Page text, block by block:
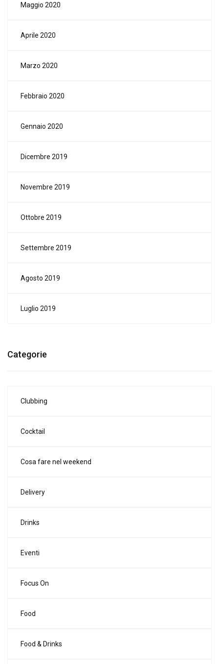
Maggio 2020
Aprile 2020
Marzo 2020
Febbraio 2020
Gennaio 2020
Dicembre 2019
Novembre 2019
Ottobre 2019
Settembre 2019
Agosto 2019
Luglio 2019
Categorie
Clubbing
Cocktail
Cosa fare nel weekend
Delivery
Drinks
Eventi
Focus On
Food
Food & Drinks